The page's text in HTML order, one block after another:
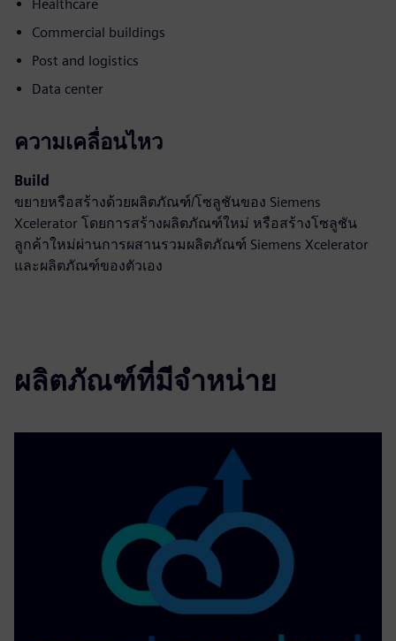
Healthcare
Commercial buildings
Post and logistics
Data center
ความเคลื่อนไหว
Build
ขยายหรือสร้างด้วยผลิตภัณฑ์/โซลูชันของ Siemens
Xcelerator โดยการสร้างผลิตภัณฑ์ใหม่ หรือสร้างโซลูชัน
ลูกค้าใหม่ผ่านการผสานรวมผลิตภัณฑ์ Siemens Xcelerator
และผลิตภัณฑ์ของตัวเอง
ผลิตภัณฑ์ที่มีจำหน่าย